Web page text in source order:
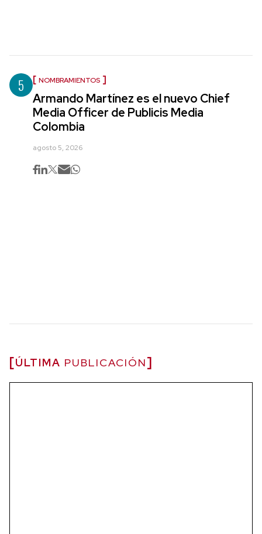
5 NOMBRAMIENTOS
Armando Martínez es el nuevo Chief
Media Officer de Publicis Media
Colombia
agosto 5, 2026
ÚLTIMA PUBLICACIÓN